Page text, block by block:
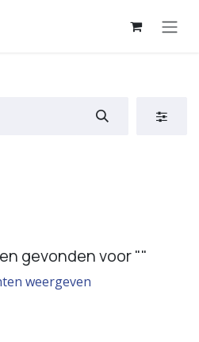
gevonden voor ""
weergeven